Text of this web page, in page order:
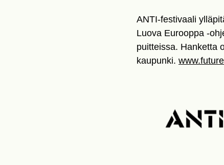
ANTI-festivaali
Luova Eurooppa -
puitteissa. Hanketta
kaupunki.